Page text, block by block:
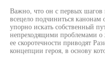
Важно, что он с первых шагов
всецело подчиниться канонам
упорно искать собственный
непреходящими проблемами
ее скоротечности приводят
концепции героя, в основу